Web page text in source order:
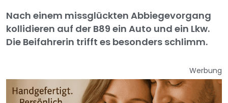
Nach einem missglückten Abbiegevorgang
kollidieren auf der B89 ein Auto und ein Lkw.
Die Beifahrerin trifft es besonders schlimm.
Werbung